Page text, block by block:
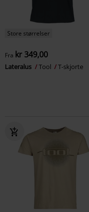
Store størrelser
Fra kr 349,00
Lateralus Tool T-skjorte